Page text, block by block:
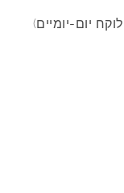
יום-יומיים)